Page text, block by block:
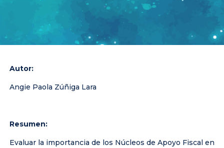
Autor:
Angie Paola Zúñiga Lara
Resumen:
Evaluar la importancia de los Núcleos de Apoyo Fiscal en